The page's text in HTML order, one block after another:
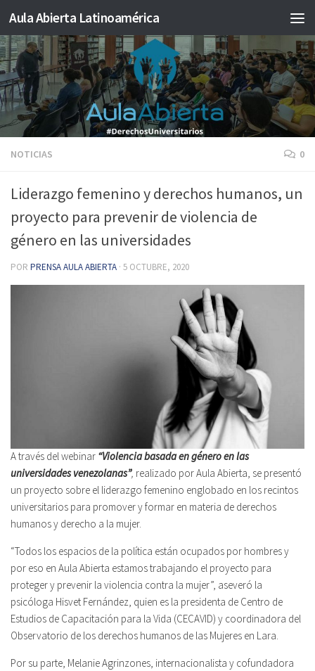
Saltar al contenido
Aula Abierta Latinoamérica
NOTICIAS 0
Liderazgo femenino y derechos humanos, un
proyecto para prevenir de violencia de
género en las universidades
POR PRENSA AULA ABIERTA · 5 OCTUBRE, 2020
A través del webinar “Violencia basada en género en las
universidades venezolanas”, realizado por Aula Abierta, se presentó
un proyecto sobre el liderazgo femenino englobado en los recintos
universitarios para promover y formar en materia de derechos
humanos y derecho a la mujer.
“Todos los espacios de la política están ocupados por hombres y
por eso en Aula Abierta estamos trabajando el proyecto para
proteger y prevenir la violencia contra la mujer”, aseveró la
psicóloga Hisvet Fernández, quien es la presidenta de Centro de
Estudios de Capacitación para la Vida (CECAVID) y coordinadora del
Observatorio de los derechos humanos de las Mujeres en Lara.
Por su parte, Melanie Agrinzones, internacionalista y cofundadora